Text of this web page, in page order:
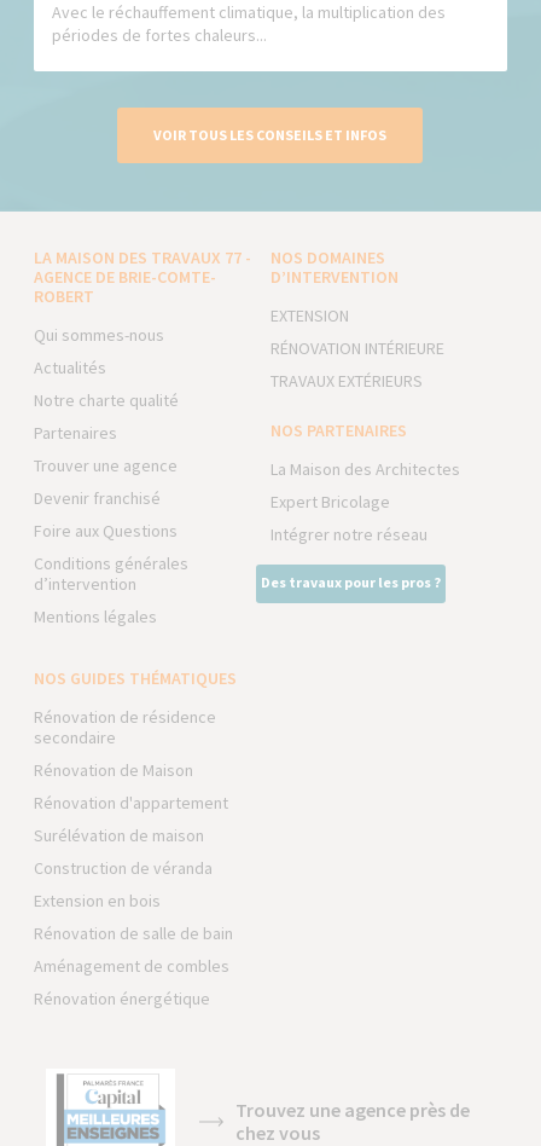
Avec le réchauffement climatique, la multiplication des
périodes de fortes chaleurs...
VOIR TOUS LES CONSEILS ET INFOS
LA MAISON DES TRAVAUX 77 -
AGENCE DE BRIE-COMTE-
ROBERT
Qui sommes-nous
Actualités
Notre charte qualité
Partenaires
Trouver une agence
Devenir franchisé
Foire aux Questions
Conditions générales
d’intervention
Mentions légales
NOS DOMAINES
D’INTERVENTION
EXTENSION
RÉNOVATION INTÉRIEURE
TRAVAUX EXTÉRIEURS
NOS PARTENAIRES
La Maison des Architectes
Expert Bricolage
Intégrer notre réseau
Des travaux pour les pros ?
NOS GUIDES THÉMATIQUES
Rénovation de résidence
secondaire
Rénovation de Maison
Rénovation d'appartement
Surélévation de maison
Construction de véranda
Extension en bois
Rénovation de salle de bain
Aménagement de combles
Rénovation énergétique
Trouvez une agence près de
chez vous